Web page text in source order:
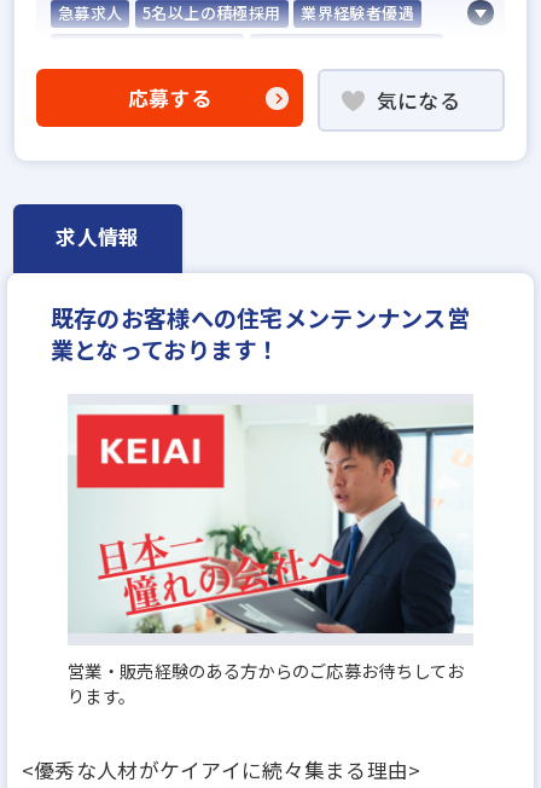
急募求人 5名以上の積極採用
業界経験者優遇
高級賃貸仲介営業の経験者歓迎
設立30年以上
宅建取引士歓迎
残業少ない
女性が活躍中
ブランクOK
土日休みあり
完全週休2日
年間休日120日以上
年収400万円
応募する 気になる
求人情報
既存のお客様への住宅メンテンナンス営
業となっております！
営業・販売経験のある方からのご応募お待ちしてお
ります。
<優秀な人材がケイアイに続々集まる理由>